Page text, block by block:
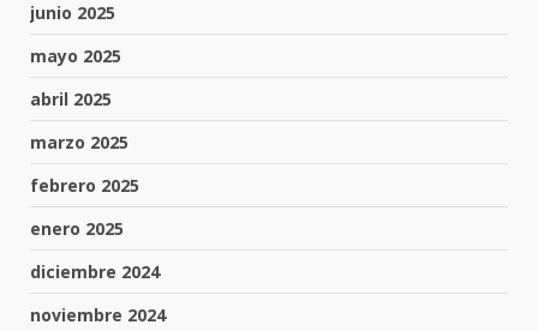
junio 2025
mayo 2025
abril 2025
marzo 2025
febrero 2025
enero 2025
diciembre 2024
noviembre 2024